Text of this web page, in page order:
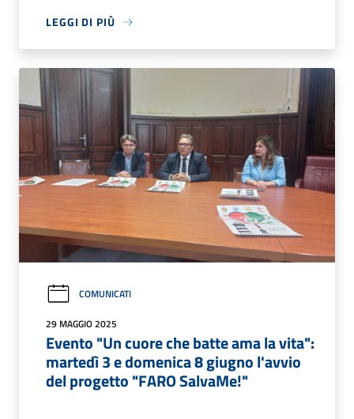
LEGGI DI PIÙ
COMUNICATI
29 MAGGIO 2025
Evento "Un cuore che batte ama la vita":
martedì 3 e domenica 8 giugno l'avvio
del progetto "FARO SalvaMe!"